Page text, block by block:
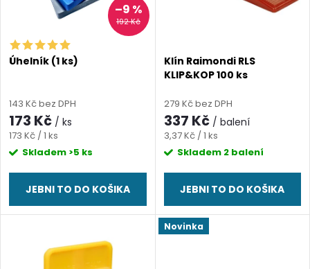
í
p
r
o
d
u
s
r
o
u
192 Kč
–9 %
Úhelník (1 ks)
143 Kč bez DPH
173 Kč / ks
Měrná
cena:
173 Kč / 1 ks
Skladem >5 ks
JEBNI TO DO KOŠIKA
Klín Raimondi RLS
KLIP&KOP 100 ks
279 Kč bez DPH
337 Kč / balení
Měrná
cena:
3,37 Kč / 1 ks
Skladem 2 balení
JEBNI TO DO KOŠIKA
Novinka